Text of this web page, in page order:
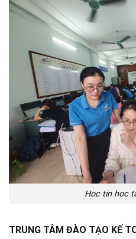
Hoc tin hoc
TRUNG TÂM ĐÀO TẠO KẾ